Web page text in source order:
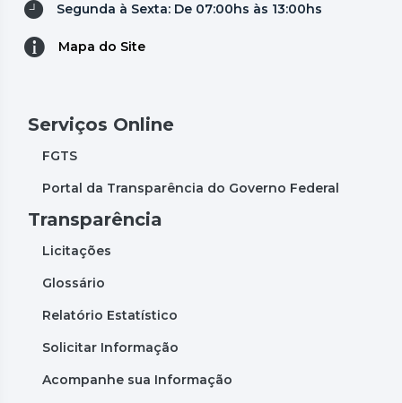
Segunda à Sexta: De 07:00hs às 13:00hs
Mapa do Site
Serviços Online
FGTS
Portal da Transparência do Governo Federal
Transparência
Licitações
Glossário
Relatório Estatístico
Solicitar Informação
Acompanhe sua Informação